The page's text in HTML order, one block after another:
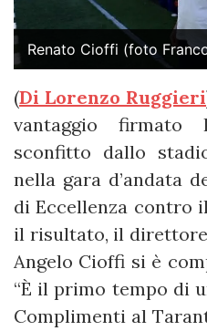
Renato Cioffi (foto
(Di Lorenzo Ruggieri
vantaggio firmato
sconfitto dallo
nella gara d’andata
di Eccellenza contro
il risultato, il
Angelo Cioffi si è
“È il primo tempo di
Complimenti al